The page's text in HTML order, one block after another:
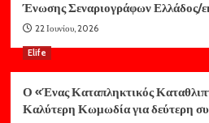
Ένωσης Σεναριογράφων
22 Ιουνίου, 2026
Elife
Ο «Ένας Καταπληκτικός
Καλύτερη Κωμωδία για δεύτερη